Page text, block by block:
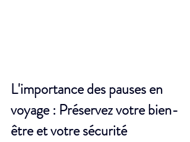
L'importance des pauses en
voyage : Préservez votre bien-
être et votre sécurité